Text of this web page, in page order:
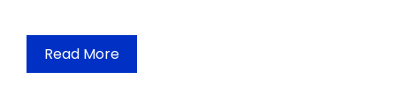
Read More